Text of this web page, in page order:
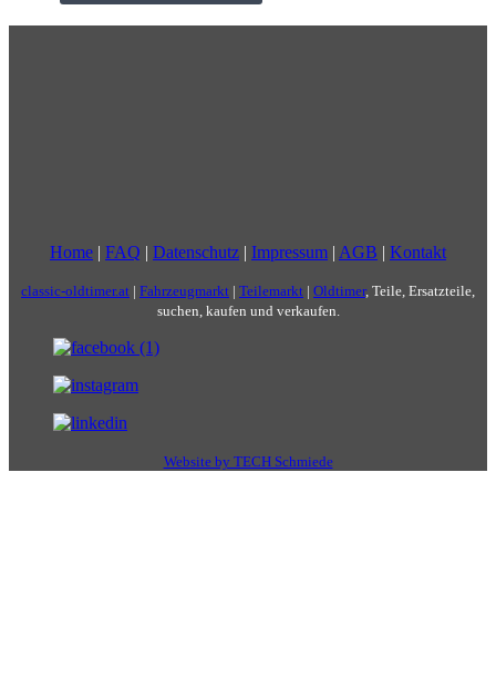
Home | FAQ | Datenschutz | Impressum | AGB | Kontakt
classic-oldtimer.at | Fahrzeugmarkt | Teilemarkt | Oldtimer, Teile, Ersatzteile,
suchen, kaufen und verkaufen.
Website by TECH Schmiede